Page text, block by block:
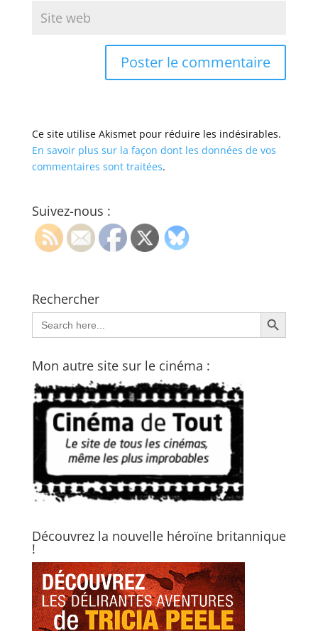
Ce site utilise Akismet pour réduire les indésirables.
En savoir plus sur la façon dont les données de vos
commentaires sont traitées.
Suivez-nous :
Rechercher
Search
for:
Search Button
Mon autre site sur le cinéma :
Découvrez la nouvelle héroïne britannique
!